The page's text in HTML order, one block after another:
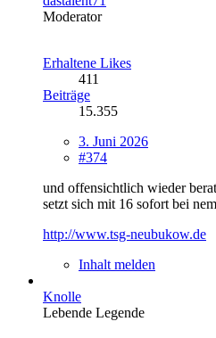
Moderator
Erhaltene Likes
411
Beiträge
15.355
3. Juni 2026
#374
und offensichtlich wieder
setzt sich mit 16 sofort bei
http://www.tsg-neubukow.de
Inhalt melden
Knolle
Lebende Legende